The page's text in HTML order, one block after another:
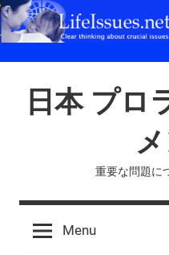
Skip
to
日本 プロ
重要な問題に
Menu